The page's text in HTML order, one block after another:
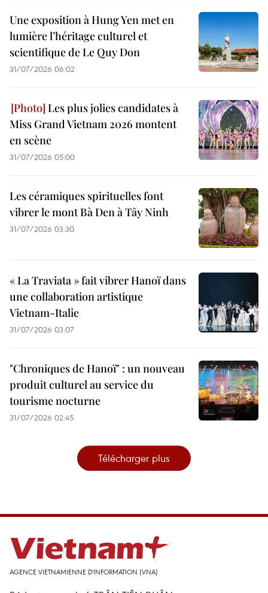
Une exposition à Hung Yen met en
lumière l’héritage culturel et
scientifique de Le Quy Don
31/07/2026 06:02
Les plus jolies candidates à
Miss Grand Vietnam 2026 montent
en scène
31/07/2026 05:00
Les céramiques spirituelles font
vibrer le mont Bà Den à Tây Ninh
31/07/2026 03:30
« La Traviata » fait vibrer Hanoï dans
une collaboration artistique
Vietnam-Italie
31/07/2026 03:07
"Chroniques de Hanoï" : un nouveau
produit culturel au service du
tourisme nocturne
31/07/2026 02:45
Télécharger plus
AGENCE VIETNAMIENNE D'INFORMATION (VNA)